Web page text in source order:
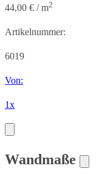
44,00 € / m2
Artikelnummer:
6019
Von:
1x
Wandmaße